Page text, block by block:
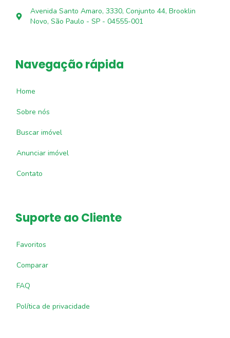
Avenida Santo Amaro, 3330, Conjunto 44, Brooklin
Novo, São Paulo - SP - 04555-001
Navegação rápida
Home
Sobre nós
Buscar imóvel
Anunciar imóvel
Contato
Suporte ao Cliente
Favoritos
Comparar
FAQ
Política de privacidade